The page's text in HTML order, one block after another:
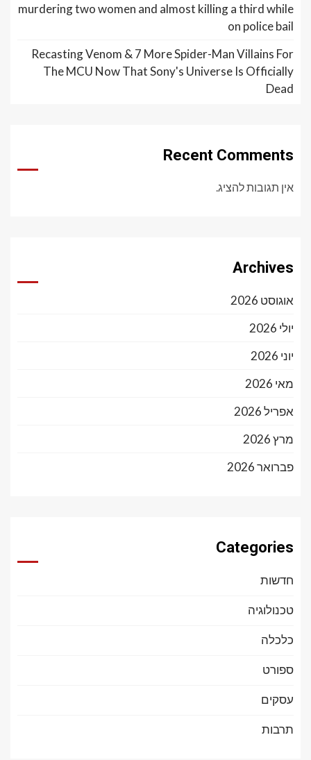
murdering two women and almost killing a third while
on police bail
Recasting Venom & 7 More Spider-Man Villains For
The MCU Now That Sony's Universe Is Officially
Dead
Recent Comments
אין תגובות להציג.
Archives
אוגוסט 2026
יולי 2026
יוני 2026
מאי 2026
אפריל 2026
מרץ 2026
פברואר 2026
Categories
חדשות
טכנולוגיה
כלכלה
ספורט
עסקים
תרבות